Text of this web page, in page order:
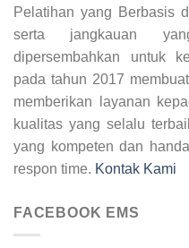
Pelatihan yang Berbasis
serta jangkauan
dipersembahkan untuk
pada tahun 2017
memberikan layanan
kualitas yang selalu
yang kompeten dan
respon time. Kontak Kami
FACEBOOK EMS